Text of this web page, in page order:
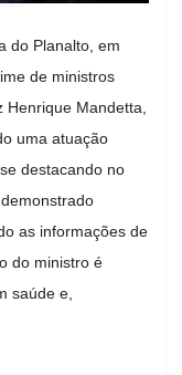
do Planalto, em
de ministros
Mandetta,
uma atuação
destacando no
as informações de
do ministro é
saúde e,